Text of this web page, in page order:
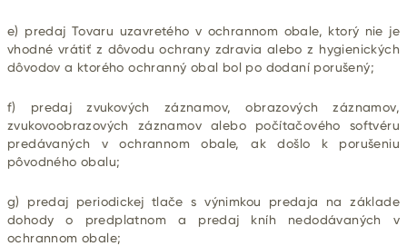
e) predaj Tovaru uzavretého v ochrannom obale, ktorý nie je
vhodné vrátiť z dôvodu ochrany zdravia alebo z hygienických
dôvodov a ktorého ochranný obal bol po dodaní porušený;
f) predaj zvukových záznamov, obrazových záznamov,
zvukovoobrazových záznamov alebo počítačového softvéru
predávaných v ochrannom obale, ak došlo k porušeniu
pôvodného obalu;
g) predaj periodickej tlače s výnimkou predaja na základe
dohody o predplatnom a predaj kníh nedodávaných v
ochrannom obale;